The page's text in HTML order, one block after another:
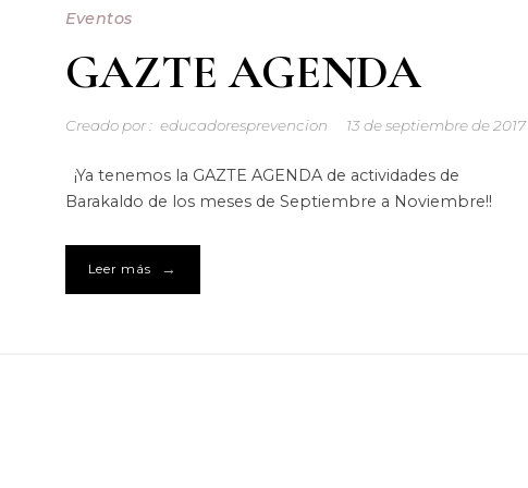
Eventos
GAZTE AGENDA
Creado por : educadoresprevencion 13 de septiembre de 2017
¡Ya tenemos la GAZTE AGENDA de actividades de
Barakaldo de los meses de Septiembre a Noviembre!!
Leer más →